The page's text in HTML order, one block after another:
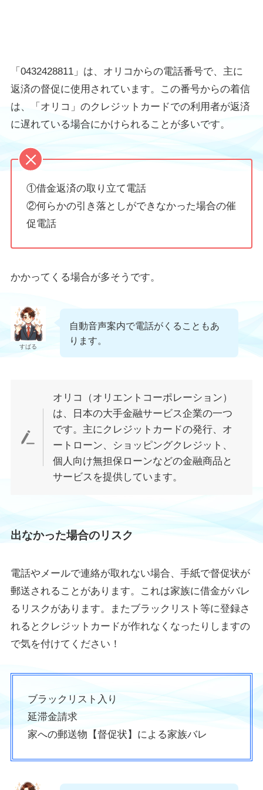
「0432428811」は、オリコからの電話番号で、主に
返済の督促に使用されています。この番号からの着信
は、「オリコ」のクレジットカードでの利用者が返済
に遅れている場合にかけられることが多いです。
①借金返済の取り立て電話
②何らかの引き落としができなかった場合の催
促電話
かかってくる場合が多そうです。
すばる
自動音声案内で電話がくることもあ
ります。
オリコ（オリエントコーポレーション）
は、日本の大手金融サービス企業の一つ
です。主にクレジットカードの発行、オ
ートローン、ショッピングクレジット、
個人向け無担保ローンなどの金融商品と
サービスを提供しています。
出なかった場合のリスク
電話やメールで連絡が取れない場合、手紙で督促状が
郵送されることがあります。これは家族に借金がバレ
るリスクがあります。またブラックリスト等に登録さ
れるとクレジットカードが作れなくなったりしますの
で気を付けてください！
ブラックリスト入り
延滞金請求
家への郵送物【督促状】による家族バレ